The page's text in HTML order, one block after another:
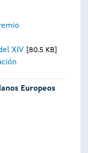
XIV
80.5 KB
Europeos